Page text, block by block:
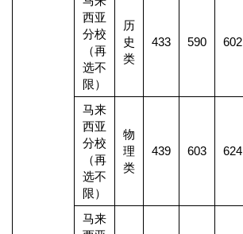
西亚
分校
（再
选不
限）
历
史
类
433 590 602
马来
西亚
分校
（再
选不
限）
物
理
类
439 603 624
马来